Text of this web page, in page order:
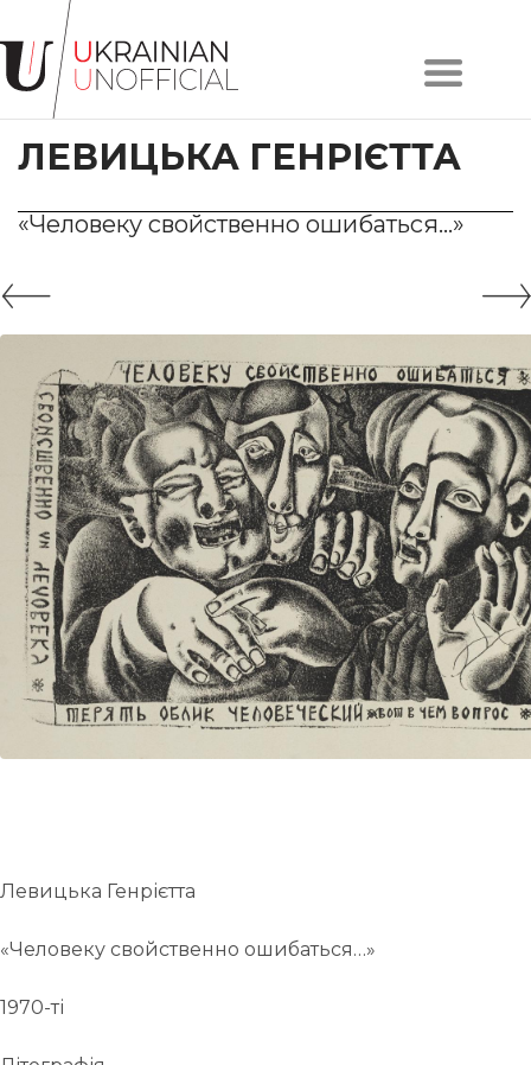
Головна
Про
проєкт
Художники
Твори
Контакти
#KYIV
#LVIV
UA
ENG
ЛЕВИЦЬКА ГЕНРІЄТТА
«Человеку свойственно ошибаться…»
Левицька Генрієтта
«Человеку свойственно ошибаться…»
1970-ті